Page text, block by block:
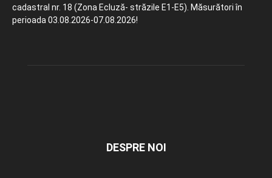
cadastral nr. 18 (Zona Ecluză- străzile E1-E5). Măsurători în
perioada 03.08.2026-07.08.2026!
DESPRE NOI